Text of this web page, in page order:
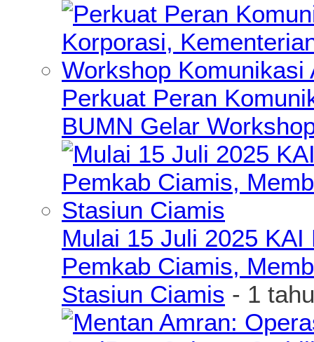
Perkuat Peran
BUMN Gelar
Mulai 15 Juli 2025
Pemkab Ciamis,
Stasiun Ciamis - 1